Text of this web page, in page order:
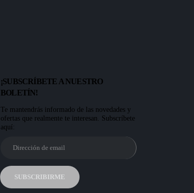
¡SUBSCRÍBETE A NUESTRO
BOLETÍN!
Te mantendrás informado de las novedades y
ofertas que realmente te interesan. Subscríbete
aquí: